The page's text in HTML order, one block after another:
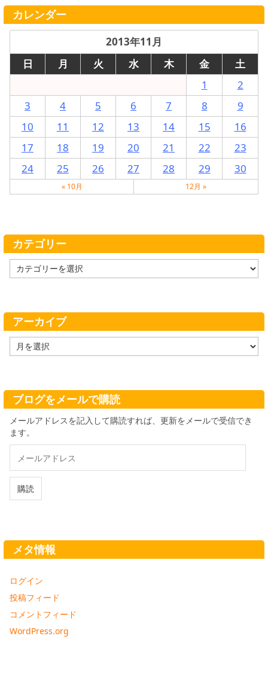
カレンダー
2013年11月
日
月 火 水 木 金
土
1
2
3
4 5 6 7 8
9
10
11 12 13 14 15
16
17
18 19 20 21 22
23
24
25 26 27 28 29 30
« 10月 12月 »
カテゴリー
テ
ー
アーカイブ
ー
ブ
ブログをメールで購読
メールアドレスを記入して購読すれば、更新をメールで受信でき
ます。
ル
ド
購読
メタ情報
ログイン
投稿フィード
コメントフィード
WordPress.org